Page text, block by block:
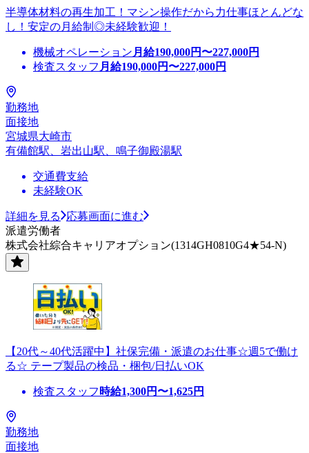
半導体材料の再生加工！マシン操作だから力仕事ほとんどな
し！安定の月給制◎未経験歓迎！
機械オペレーション 月給190,000円〜227,000円
検査スタッフ 月給190,000円〜227,000円
勤務地
面接地
宮城県大崎市
有備館駅、岩出山駅、鳴子御殿湯駅
交通費支給
未経験OK
詳細を見る
応募画面に進む
派遣労働者
株式会社綜合キャリアオプション(1314GH0810G4★54-N)
【20代～40代活躍中】社保完備・派遣のお仕事☆週5で働け
る☆ テープ製品の検品・梱包/日払いOK
検査スタッフ 時給1,300円〜1,625円
勤務地
面接地